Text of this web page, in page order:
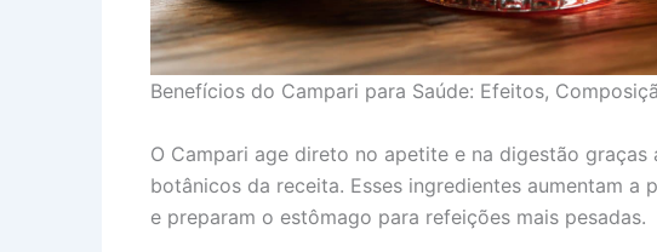
Benefícios do Campari para Saúde: Efeitos,
O Campari age direto no apetite e na digestão graças
botânicos da receita. Esses ingredientes aumentam a
e preparam o estômago para refeições mais pesadas.